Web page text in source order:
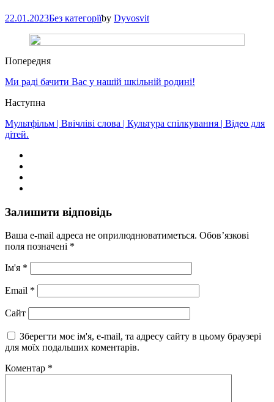
22.01.2023Без категоріїby Dyvosvit
Попередня
Ми раді бачити Вас у нашій шкільній родині!
Наступна
Мультфільм | Ввічліві слова | Культура спілкування | Відео для
дітей.
Залишити відповідь
Ваша e-mail адреса не оприлюднюватиметься. Обов’язкові
поля позначені *
Ім'я *
Email *
Сайт
Зберегти моє ім'я, e-mail, та адресу сайту в цьому браузері
для моїх подальших коментарів.
Коментар *